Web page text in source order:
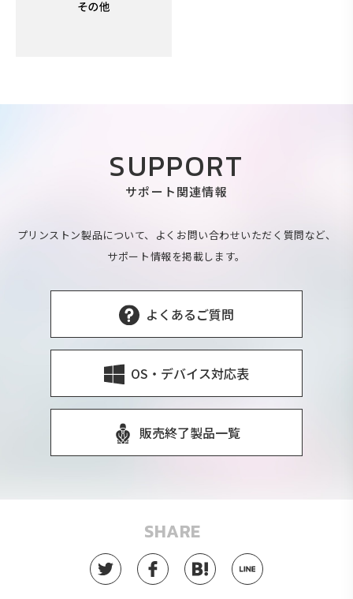
SUPPORT
サポート関連情報
プリンストン製品について、よくお問い合わせいただく質問など、
サポート情報を掲載します。
よくあるご質問
OS・デバイス対応表
販売終了製品一覧
SHARE